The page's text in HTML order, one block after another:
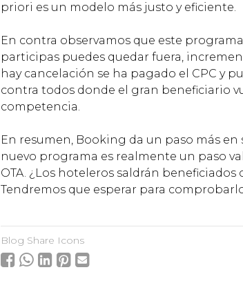
priori es un modelo más justo y eficiente.
En contra observamos que este
participas puedes quedar fuera,
hay cancelación se ha pagado el CPC y
contra todos donde el gran beneficiario
competencia.
En resumen, Booking da un paso más
nuevo programa es realmente un paso
OTA. ¿Los hoteleros saldrán
Tendremos que esperar para
Blog Share Icons